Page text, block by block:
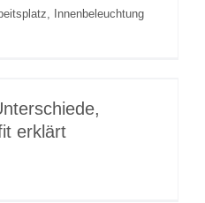
Innenbeleuchtung
erklärt
erklärt